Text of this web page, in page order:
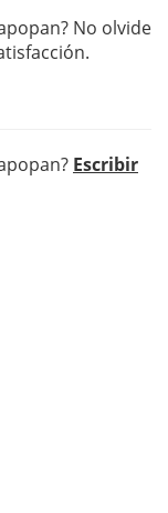
No olvide
Escribir